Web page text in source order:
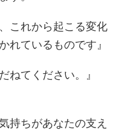
これから起こる変化
れているものです』
ねてください。』
持ちがあなたの支え